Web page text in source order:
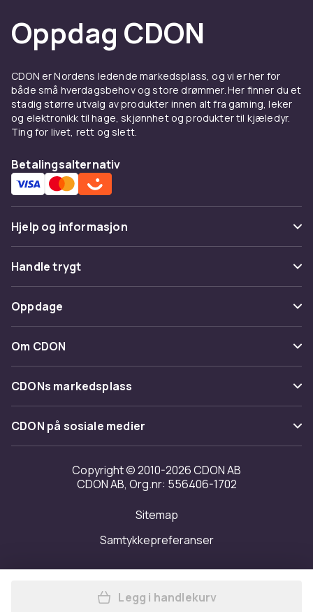
Oppdag CDON
CDON er Nordens ledende markedsplass, og vi er her for
både små hverdagsbehov og store drømmer. Her finner du et
stadig større utvalg av produkter innen alt fra gaming, leker
og elektronikk til hage, skjønnhet og produkter til kjæledyr.
Ting for livet, rett og slett.
Betalingsalternativ
Hjelp og informasjon
Vanlige spørsmål
Spor pakke
Angre & returner her
Kontakt oss
Handle trygt
Betaling
Levering
Tilbakekallinger
Oppdage
Kategorier
Varemerker
Om CDON
Om oss
Kundeanmeldelser
Jobbe på CDON
Investor relations
Tilgjengelighet
CDONs markedsplass
Merchant Help Center
CDON på sosiale medier
Copyright © 2010-2026 CDON AB
CDON AB, Org.nr: 556406-1702
Sitemap
Samtykkepreferanser
Legg Havneguiden 1 | Jørn
Legg i handlekurv